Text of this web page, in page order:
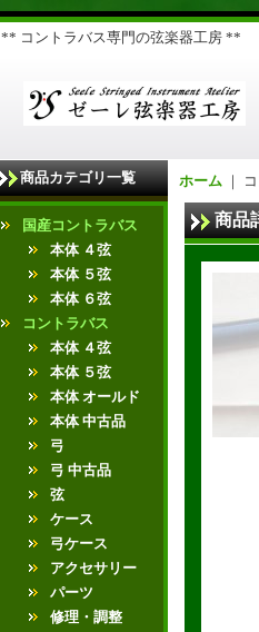
** コントラバス専門の弦楽器工房 **
商品カテゴリ一覧
国産コントラバス
本体 ４弦
本体 ５弦
本体 ６弦
コントラバス
本体 ４弦
本体 ５弦
本体 オールド
本体 中古品
弓
弓 中古品
弦
ケース
弓ケース
アクセサリー
パーツ
修理・調整
ホーム ｜
商品